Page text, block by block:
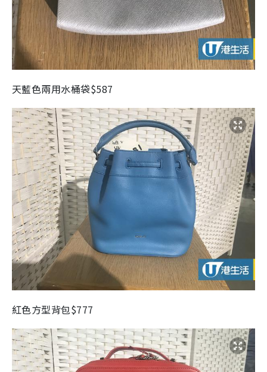
天藍色兩用水桶袋$587
紅色方型背包$777